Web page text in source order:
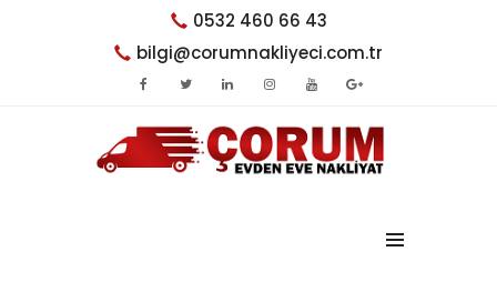
0532 460 66 43
bilgi@corumnakliyeci.com.tr